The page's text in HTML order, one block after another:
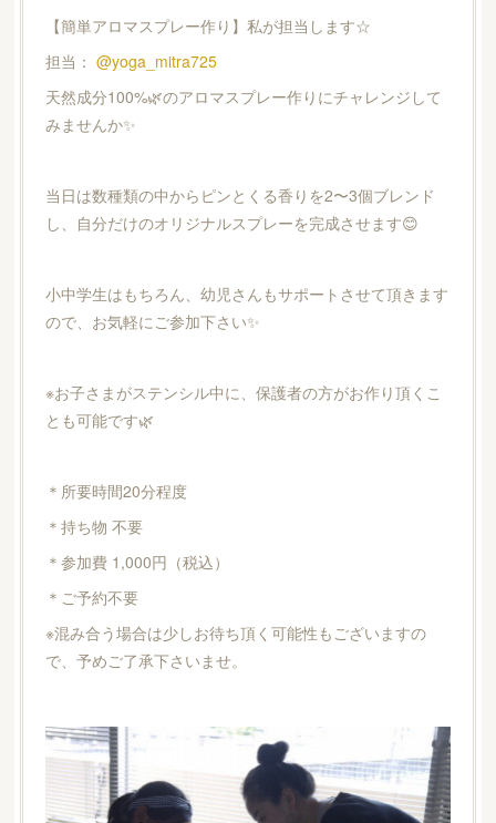
【簡単アロマスプレー作り】私が担当します☆
担当： @yoga_mitra725
天然成分100%🌿のアロマスプレー作りにチャレンジして
みませんか✨
当日は数種類の中からピンとくる香りを2〜3個ブレンド
し、自分だけのオリジナルスプレーを完成させます😊
小中学生はもちろん、幼児さんもサポートさせて頂きます
ので、お気軽にご参加下さい✨
※お子さまがステンシル中に、保護者の方がお作り頂くこ
とも可能です🌿
＊所要時間20分程度
＊持ち物 不要
＊参加費 1,000円（税込）
＊ご予約不要
※混み合う場合は少しお待ち頂く可能性もございますの
で、予めご了承下さいませ。